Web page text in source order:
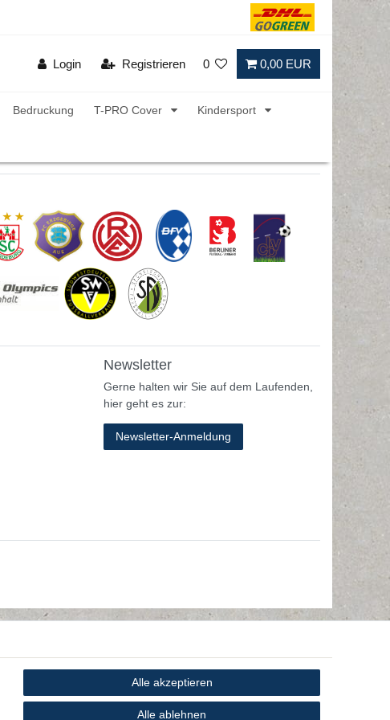
Login Registrieren 0 0,00 EUR
Bedruckung T-PRO Cover Kindersport
Newsletter
Gerne halten wir Sie auf dem Laufenden,
hier geht es zur:
Newsletter-Anmeldung
Alle akzeptieren
Alle ablehnen